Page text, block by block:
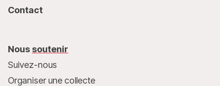
Contact
Nous soutenir
Suivez-nous
Organiser une collecte